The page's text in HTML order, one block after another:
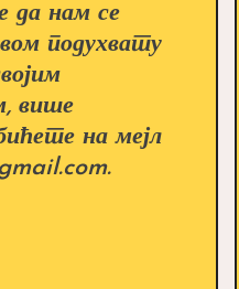
да нам се
подухвату
више
на мејл